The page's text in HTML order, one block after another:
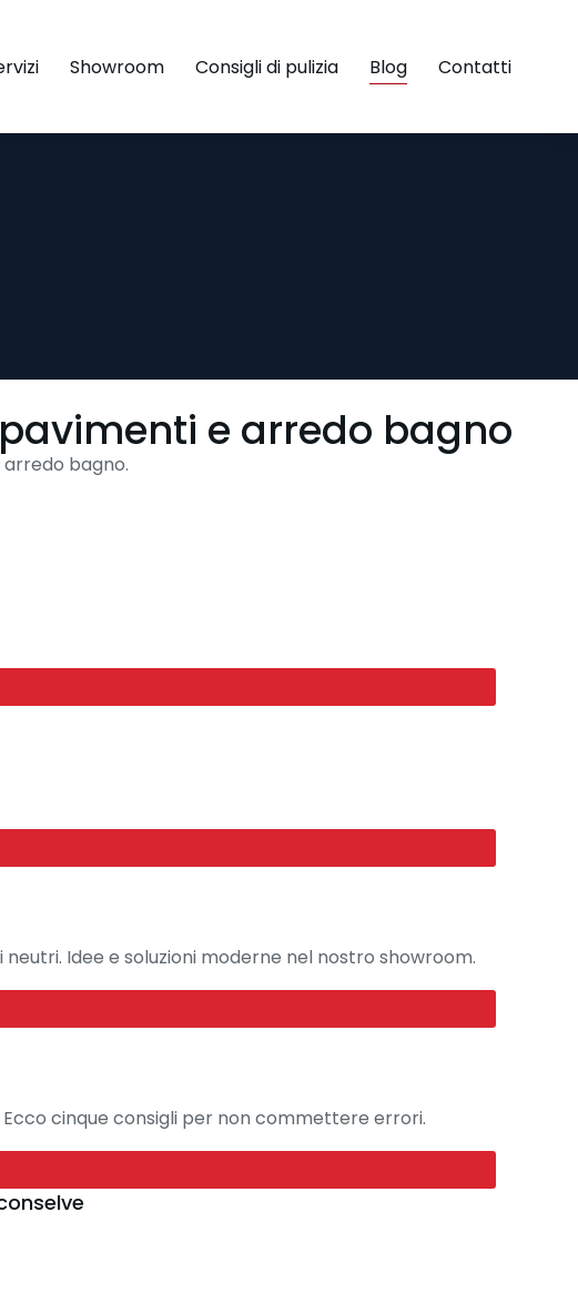
Showroom Consigli di pulizia Blog Contatti
e arredo bagno
bagno.
Idee e soluzioni moderne nel nostro showroom.
cinque consigli per non commettere errori.